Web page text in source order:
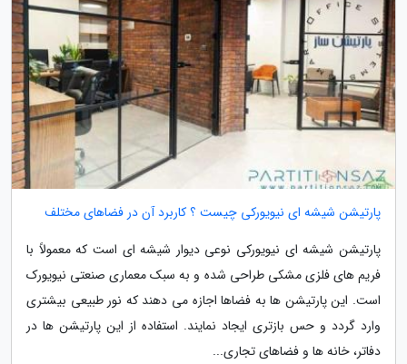
پارتیشن شیشه ای نیویورکی چیست ؟ کاربرد آن در فضاهای مختلف
پارتیشن شیشه ای نیویورکی نوعی دیوار شیشه ای است که معمولاً با
فریم های فلزی مشکی طراحی شده و به سبک معماری صنعتی نیویورک
است. این پارتیشن ها به فضاها اجازه می دهند که نور طبیعی بیشتری
وارد گردد و حس بازتری ایجاد نمایند. استفاده از این پارتیشن ها در
دفاتر، خانه ها و فضاهای تجاری...